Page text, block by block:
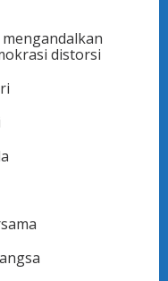
mengandalkan
distorsi